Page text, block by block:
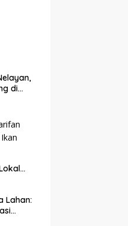
di
Lahan: